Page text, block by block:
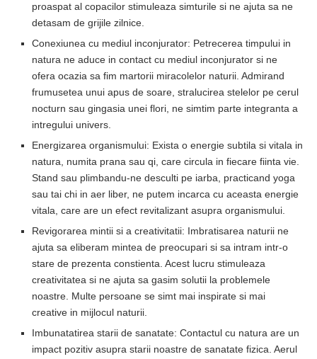
proaspat al copacilor stimuleaza simturile si ne ajuta sa ne
detasam de grijile zilnice.
Conexiunea cu mediul inconjurator: Petrecerea timpului in
natura ne aduce in contact cu mediul inconjurator si ne
ofera ocazia sa fim martorii miracolelor naturii. Admirand
frumusetea unui apus de soare, stralucirea stelelor pe cerul
nocturn sau gingasia unei flori, ne simtim parte integranta a
intregului univers.
Energizarea organismului: Exista o energie subtila si vitala in
natura, numita prana sau qi, care circula in fiecare fiinta vie.
Stand sau plimbandu-ne desculti pe iarba, practicand yoga
sau tai chi in aer liber, ne putem incarca cu aceasta energie
vitala, care are un efect revitalizant asupra organismului.
Revigorarea mintii si a creativitatii: Imbratisarea naturii ne
ajuta sa eliberam mintea de preocupari si sa intram intr-o
stare de prezenta constienta. Acest lucru stimuleaza
creativitatea si ne ajuta sa gasim solutii la problemele
noastre. Multe persoane se simt mai inspirate si mai
creative in mijlocul naturii.
Imbunatatirea starii de sanatate: Contactul cu natura are un
impact pozitiv asupra starii noastre de sanatate fizica. Aerul